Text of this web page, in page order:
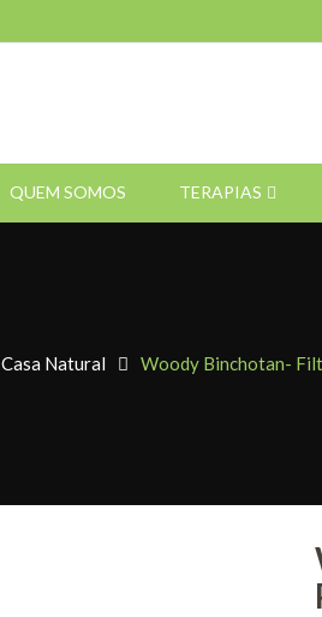
QUEM SOMOS TERAPIAS
Casa Natural Woody Binchotan-